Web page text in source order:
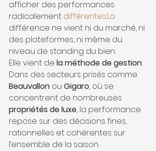
afficher des performances
radicalement différentes.La
différence ne vient ni du marché, ni
des plateformes, ni même du
niveau de standing du bien.
Elle vient de la méthode de gestion.
Dans des secteurs prisés comme
Beauvallon ou Gigaro, où se
concentrent de nombreuses
propriétés de luxe, la performance
repose sur des décisions fines,
rationnelles et cohérentes sur
l’ensemble de la saison.